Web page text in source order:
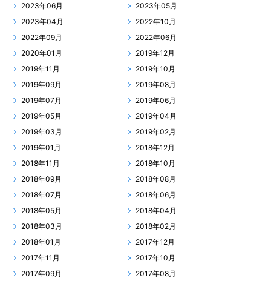
2023年06月
2023年05月
2023年04月
2022年10月
2022年09月
2022年06月
2020年01月
2019年12月
2019年11月
2019年10月
2019年09月
2019年08月
2019年07月
2019年06月
2019年05月
2019年04月
2019年03月
2019年02月
2019年01月
2018年12月
2018年11月
2018年10月
2018年09月
2018年08月
2018年07月
2018年06月
2018年05月
2018年04月
2018年03月
2018年02月
2018年01月
2017年12月
2017年11月
2017年10月
2017年09月
2017年08月